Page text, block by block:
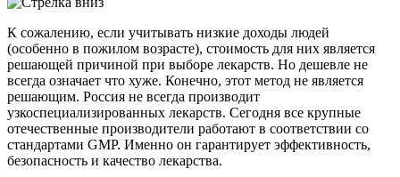
К сожалению, если учитывать низкие доходы людей
(особенно в пожилом возрасте), стоимость для них является
решающей причиной при выборе лекарств. Но дешевле не
всегда означает что хуже. Конечно, этот метод не является
решающим. Россия не всегда производит
узкоспециализированных лекарств. Сегодня все крупные
отечественные производители работают в соответствии со
стандартами GMP. Именно он гарантирует эффективность,
безопасность и качество лекарства.